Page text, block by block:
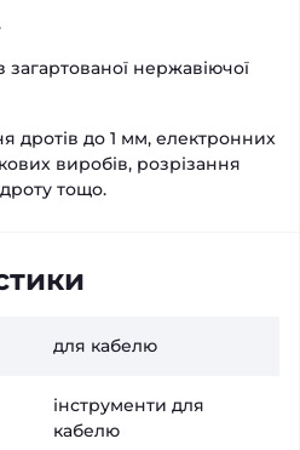
загартованої нержавіючої
дротів до 1 мм, електронних
виробів, розрізання
тощо.
для кабелю
інструменти для
кабелю